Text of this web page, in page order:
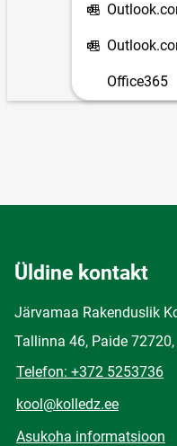
Office365
Üldine kontakt
Järvamaa Rakenduslik
Tallinna 46, Paide
Telefon: +372 5253736
kool@kolledz.ee
Asukoha informatsioon